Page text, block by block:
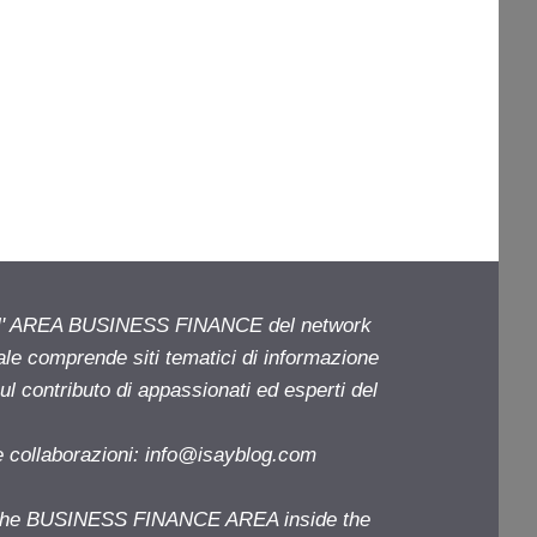
BUSINESS FINANCE del network
comprende siti tematici di informazione
contributo di appassionati ed esperti del
collaborazioni: info@isayblog.com
BUSINESS FINANCE AREA inside the